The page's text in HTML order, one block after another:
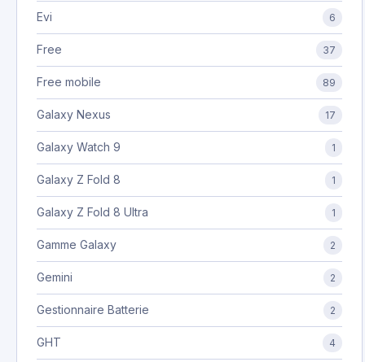
Evi 6
Free 37
Free mobile 89
Galaxy Nexus 17
Galaxy Watch 9 1
Galaxy Z Fold 8 1
Galaxy Z Fold 8 Ultra 1
Gamme Galaxy 2
Gemini 2
Gestionnaire Batterie 2
GHT 4